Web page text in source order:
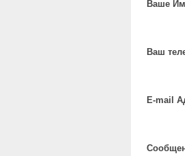
Ваше
Ваш
E-mail